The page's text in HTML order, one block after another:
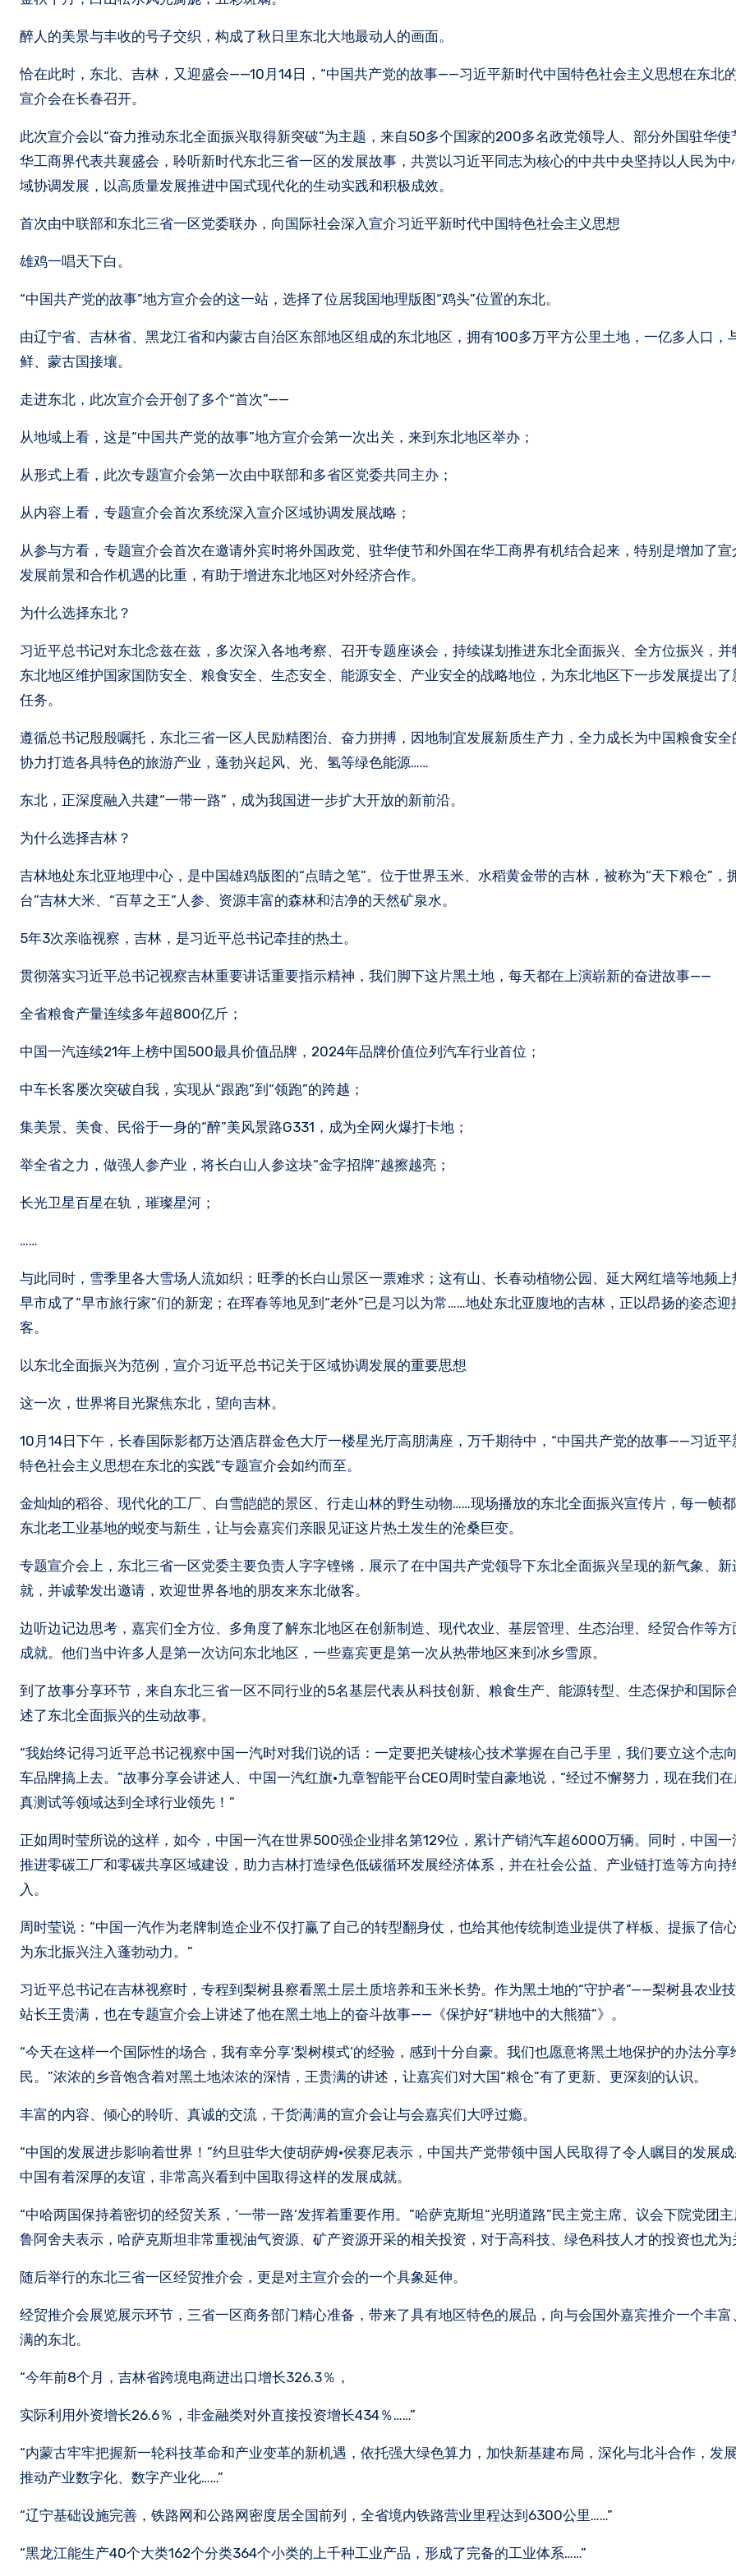
醉人的美景与丰收的号子交织，构成了秋日里东北大地最动人的画面。
恰在此时，东北、吉林，又迎盛会——10月14日，“中国共产党的故事——习近平新时代中国特色社会主义思想在东北
宣介会在长春召开。
此次宣介会以“奋力推动东北全面振兴取得新突破”为主题，来自50多个国家的200多名政党领导人、部分外国驻华使
华工商界代表共襄盛会，聆听新时代东北三省一区的发展故事，共赏以习近平同志为核心的中共中央坚持以人民为中
域协调发展，以高质量发展推进中国式现代化的生动实践和积极成效。
首次由中联部和东北三省一区党委联办，向国际社会深入宣介习近平新时代中国特色社会主义思想
雄鸡一唱天下白。
“中国共产党的故事”地方宣介会的这一站，选择了位居我国地理版图“鸡头”位置的东北。
由辽宁省、吉林省、黑龙江省和内蒙古自治区东部地区组成的东北地区，拥有100多万平方公里土地，一亿多人口，
鲜、蒙古国接壤。
走进东北，此次宣介会开创了多个“首次”——
从地域上看，这是“中国共产党的故事”地方宣介会第一次出关，来到东北地区举办；
从形式上看，此次专题宣介会第一次由中联部和多省区党委共同主办；
从内容上看，专题宣介会首次系统深入宣介区域协调发展战略；
从参与方看，专题宣介会首次在邀请外宾时将外国政党、驻华使节和外国在华工商界有机结合起来，特别是增加了
发展前景和合作机遇的比重，有助于增进东北地区对外经济合作。
为什么选择东北？
习近平总书记对东北念兹在兹，多次深入各地考察、召开专题座谈会，持续谋划推进东北全面振兴、全方位振兴，并
东北地区维护国家国防安全、粮食安全、生态安全、能源安全、产业安全的战略地位，为东北地区下一步发展提出了
任务。
遵循总书记殷殷嘱托，东北三省一区人民励精图治、奋力拼搏，因地制宜发展新质生产力，全力成长为中国粮食安全
协力打造各具特色的旅游产业，蓬勃兴起风、光、氢等绿色能源……
东北，正深度融入共建“一带一路”，成为我国进一步扩大开放的新前沿。
为什么选择吉林？
吉林地处东北亚地理中心，是中国雄鸡版图的“点睛之笔”。位于世界玉米、水稻黄金带的吉林，被称为“天下粮仓”，
台”吉林大米、“百草之王”人参、资源丰富的森林和洁净的天然矿泉水。
5年3次亲临视察，吉林，是习近平总书记牵挂的热土。
贯彻落实习近平总书记视察吉林重要讲话重要指示精神，我们脚下这片黑土地，每天都在上演崭新的奋进故事——
全省粮食产量连续多年超800亿斤；
中国一汽连续21年上榜中国500最具价值品牌，2024年品牌价值位列汽车行业首位；
中车长客屡次突破自我，实现从“跟跑”到“领跑”的跨越；
集美景、美食、民俗于一身的“醉”美风景路G331，成为全网火爆打卡地；
举全省之力，做强人参产业，将长白山人参这块“金字招牌”越擦越亮；
长光卫星百星在轨，璀璨星河；
……
与此同时，雪季里各大雪场人流如织；旺季的长白山景区一票难求；这有山、长春动植物公园、延大网红墙等地频
早市成了“早市旅行家”们的新宠；在珲春等地见到“老外”已是习以为常……地处东北亚腹地的吉林，正以昂扬的姿态迎
客。
以东北全面振兴为范例，宣介习近平总书记关于区域协调发展的重要思想
这一次，世界将目光聚焦东北，望向吉林。
10月14日下午，长春国际影都万达酒店群金色大厅一楼星光厅高朋满座，万千期待中，“中国共产党的故事——习近平
特色社会主义思想在东北的实践”专题宣介会如约而至。
金灿灿的稻谷、现代化的工厂、白雪皑皑的景区、行走山林的野生动物……现场播放的东北全面振兴宣传片，每一帧
东北老工业基地的蜕变与新生，让与会嘉宾们亲眼见证这片热土发生的沧桑巨变。
专题宣介会上，东北三省一区党委主要负责人字字铿锵，展示了在中国共产党领导下东北全面振兴呈现的新气象、
就，并诚挚发出邀请，欢迎世界各地的朋友来东北做客。
边听边记边思考，嘉宾们全方位、多角度了解东北地区在创新制造、现代农业、基层管理、生态治理、经贸合作等方
成就。他们当中许多人是第一次访问东北地区，一些嘉宾更是第一次从热带地区来到冰乡雪原。
到了故事分享环节，来自东北三省一区不同行业的5名基层代表从科技创新、粮食生产、能源转型、生态保护和国际
述了东北全面振兴的生动故事。
“我始终记得习近平总书记视察中国一汽时对我们说的话：一定要把关键核心技术掌握在自己手里，我们要立这个志
车品牌搞上去。”故事分享会讲述人、中国一汽红旗·九章智能平台CEO周时莹自豪地说，“经过不懈努力，现在我们
真测试等领域达到全球行业领先！”
正如周时莹所说的这样，如今，中国一汽在世界500强企业排名第129位，累计产销汽车超6000万辆。同时，中国一
推进零碳工厂和零碳共享区域建设，助力吉林打造绿色低碳循环发展经济体系，并在社会公益、产业链打造等方向持
入。
周时莹说：“中国一汽作为老牌制造企业不仅打赢了自己的转型翻身仗，也给其他传统制造业提供了样板、提振了信
为东北振兴注入蓬勃动力。”
习近平总书记在吉林视察时，专程到梨树县察看黑土层土质培养和玉米长势。作为黑土地的“守护者”——梨树县农业
站长王贵满，也在专题宣介会上讲述了他在黑土地上的奋斗故事——《保护好“耕地中的大熊猫”》。
“今天在这样一个国际性的场合，我有幸分享‘梨树模式’的经验，感到十分自豪。我们也愿意将黑土地保护的办法分享
民。”浓浓的乡音饱含着对黑土地浓浓的深情，王贵满的讲述，让嘉宾们对大国“粮仓”有了更新、更深刻的认识。
丰富的内容、倾心的聆听、真诚的交流，干货满满的宣介会让与会嘉宾们大呼过瘾。
“中国的发展进步影响着世界！”约旦驻华大使胡萨姆·侯赛尼表示，中国共产党带领中国人民取得了令人瞩目的发展
中国有着深厚的友谊，非常高兴看到中国取得这样的发展成就。
“中哈两国保持着密切的经贸关系，‘一带一路’发挥着重要作用。”哈萨克斯坦“光明道路”民主党主席、议会下院党团
鲁阿舍夫表示，哈萨克斯坦非常重视油气资源、矿产资源开采的相关投资，对于高科技、绿色科技人才的投资也尤为
随后举行的东北三省一区经贸推介会，更是对主宣介会的一个具象延伸。
经贸推介会展览展示环节，三省一区商务部门精心准备，带来了具有地区特色的展品，向与会国外嘉宾推介一个丰
满的东北。
“今年前8个月，吉林省跨境电商进出口增长326.3％，
实际利用外资增长26.6％，非金融类对外直接投资增长434％……”
“内蒙古牢牢把握新一轮科技革命和产业变革的新机遇，依托强大绿色算力，加快新基建布局，深化与北斗合作，发
推动产业数字化、数字产业化……”
“辽宁基础设施完善，铁路网和公路网密度居全国前列，全省境内铁路营业里程达到6300公里……”
“黑龙江能生产40个大类162个分类364个小类的上千种工业产品，形成了完备的工业体系……”